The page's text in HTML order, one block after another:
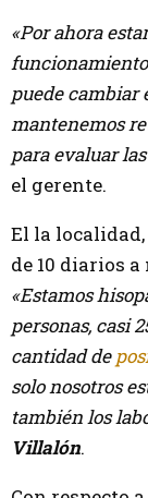
«Por ahora
puede cambiar
mantenemos
para evaluar
el gerente.
El la
de 10 diarios a
«Estamos
personas, casi
cantidad de
solo nosotros
también los
Villalón.